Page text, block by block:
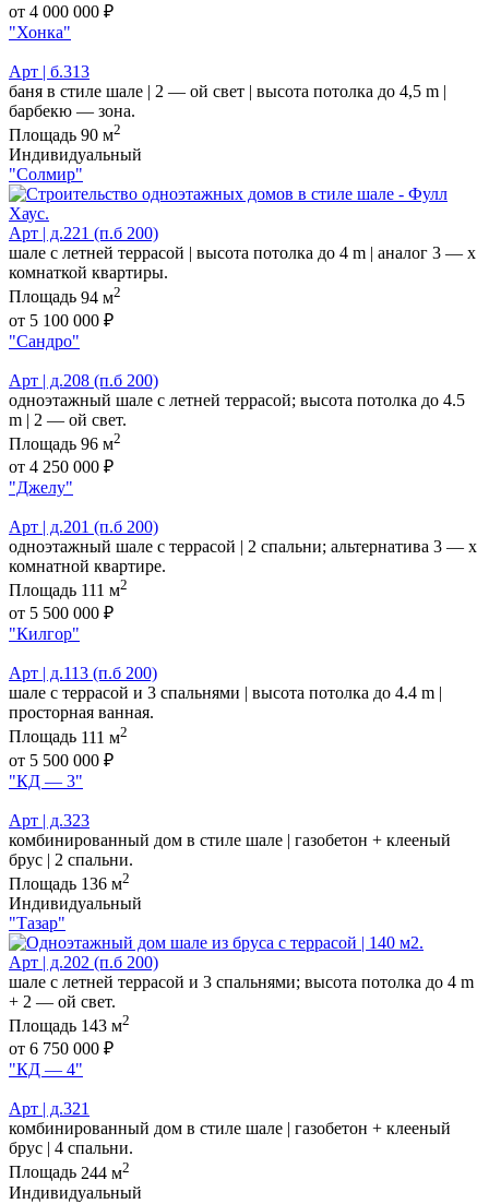
от 4 000 000 ₽
"Хонка"
Арт | б.313
баня в стиле шале | 2 — ой свет | высота потолка до 4,5 m |
барбекю — зона.
Площадь 90 м2
Индивидуальный
"Солмир"
Арт | д.221 (п.б 200)
шале с летней террасой | высота потолка до 4 m | аналог 3 — х
комнаткой квартиры.
Площадь 94 м2
от 5 100 000 ₽
"Сандро"
Арт | д.208 (п.б 200)
одноэтажный шале с летней террасой; высота потолка до 4.5
m | 2 — ой свет.
Площадь 96 м2
от 4 250 000 ₽
"Джелу"
Арт | д.201 (п.б 200)
одноэтажный шале с террасой | 2 спальни; альтернатива 3 — х
комнатной квартире.
Площадь 111 м2
от 5 500 000 ₽
"Килгор"
Арт | д.113 (п.б 200)
шале с террасой и 3 спальнями | высота потолка до 4.4 m |
просторная ванная.
Площадь 111 м2
от 5 500 000 ₽
"КД — 3"
Арт | д.323
комбинированный дом в стиле шале | газобетон + клееный
брус | 2 спальни.
Площадь 136 м2
Индивидуальный
"Тазар"
Арт | д.202 (п.б 200)
шале с летней террасой и 3 спальнями; высота потолка до 4 m
+ 2 — ой свет.
Площадь 143 м2
от 6 750 000 ₽
"КД — 4"
Арт | д.321
комбинированный дом в стиле шале | газобетон + клееный
брус | 4 спальни.
Площадь 244 м2
Индивидуальный